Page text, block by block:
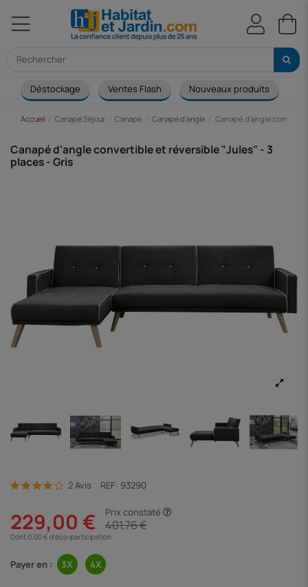
Déstockage Ventes Flash Nouveaux produits
Accueil Canapé Séjour Canapé Canapé d'angle Canapé d'angle
Canapé d'angle convertible et réversible "Jules" - 3
places - Gris
2 Avis REF: 93290
229,00 € Prix constaté
401,76 €
Dont 0,00 € d'éco-participation
Payer en :